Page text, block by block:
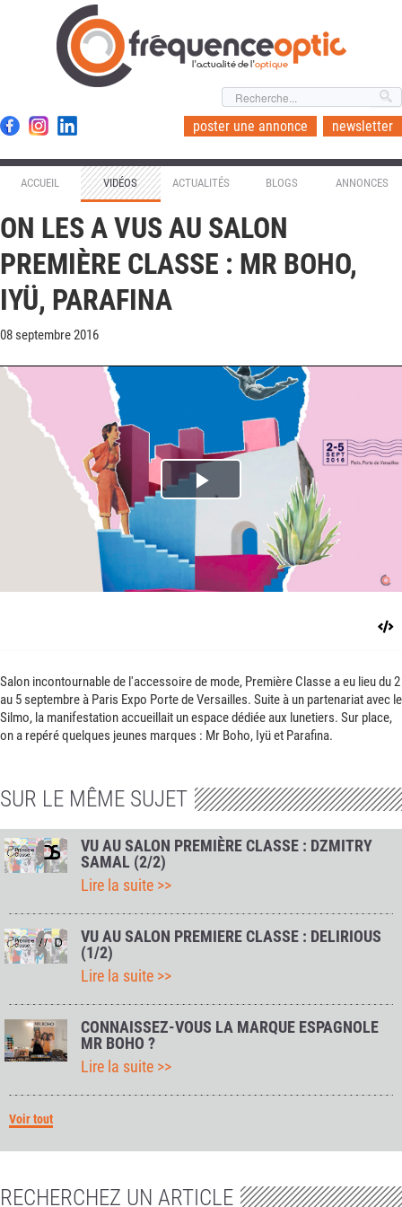
l'actualité de l'optique
poster une annonce newsletter
ACCUEIL VIDÉOS ACTUALITÉS BLOGS ANNONCES
ON LES A VUS AU SALON
PREMIÈRE CLASSE : MR BOHO,
IYÜ, PARAFINA
08 septembre 2016
Play
Video
Salon incontournable de l'accessoire de mode, Première Classe a eu lieu du 2
au 5 septembre à Paris Expo Porte de Versailles. Suite à un partenariat avec le
Silmo, la manifestation accueillait un espace dédiée aux lunetiers. Sur place,
on a repéré quelques jeunes marques : Mr Boho, Iyü et Parafina.
SUR LE MÊME SUJET
VU AU SALON PREMIÈRE CLASSE : DZMITRY
SAMAL (2/2)
Lire la suite >>
VU AU SALON PREMIERE CLASSE : DELIRIOUS
(1/2)
Lire la suite >>
CONNAISSEZ-VOUS LA MARQUE ESPAGNOLE
MR BOHO ?
Lire la suite >>
Voir tout
RECHERCHEZ UN ARTICLE